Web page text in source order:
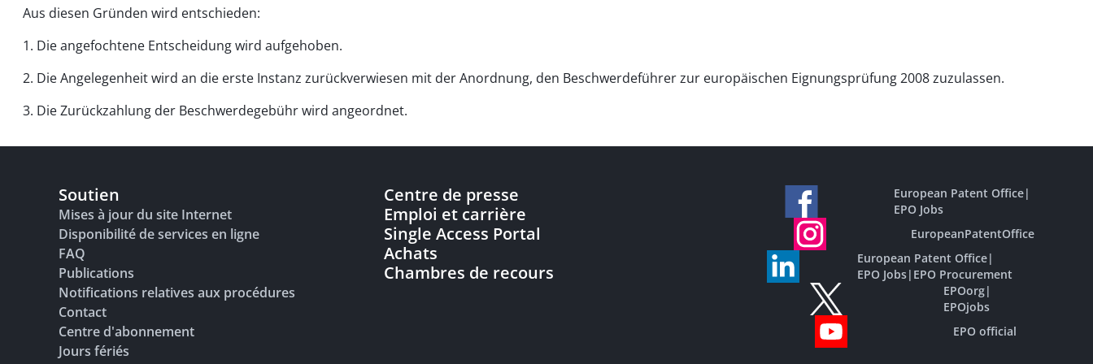
Aus diesen Gründen wird entschieden:
1. Die angefochtene Entscheidung wird aufgehoben.
2. Die Angelegenheit wird an die erste Instanz zurückverwiesen mit der Anordnung, den Beschwerdeführer zur europäischen Eignungsprüfung 2008 zuzulassen.
3. Die Zurückzahlung der Beschwerdegebühr wird angeordnet.
Soutien
Mises à jour du site Internet
Disponibilité de services en ligne
FAQ
Publications
Notifications relatives aux procédures
Contact
Centre d'abonnement
Jours fériés
Centre de presse
Emploi et carrière
Single Access Portal
Achats
Chambres de recours
European Patent Office|
EPO Jobs
EuropeanPatentOffice
European Patent Office|
EPO Jobs| EPO Procurement
EPOorg|
EPOjobs
EPO official